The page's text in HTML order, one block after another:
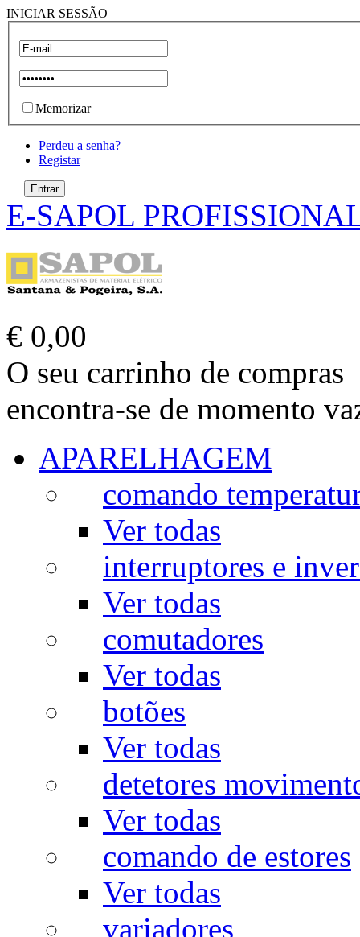
INICIAR SESSÃO
Memorizar
Perdeu a senha?
Registar
E-SAPOL
€ 0,00
O seu carrinho de compras
encontra-se de momento
APARELHAGEM
comando
Ver todas
interruptores e
Ver todas
comutadores
Ver todas
botões
Ver todas
detetores
Ver todas
comando de estores
Ver todas
variadores